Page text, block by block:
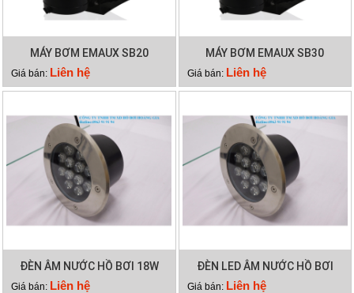
MÁY BƠM EMAUX SB20
Giá bán: Liên hệ
MÁY BƠM EMAUX SB30
Giá bán: Liên hệ
ĐÈN ÂM NƯỚC HỒ BƠI 18W
Giá bán: Liên hệ
ĐÈN LED ÂM NƯỚC HỒ BƠI
12W
Giá bán: Liên hệ